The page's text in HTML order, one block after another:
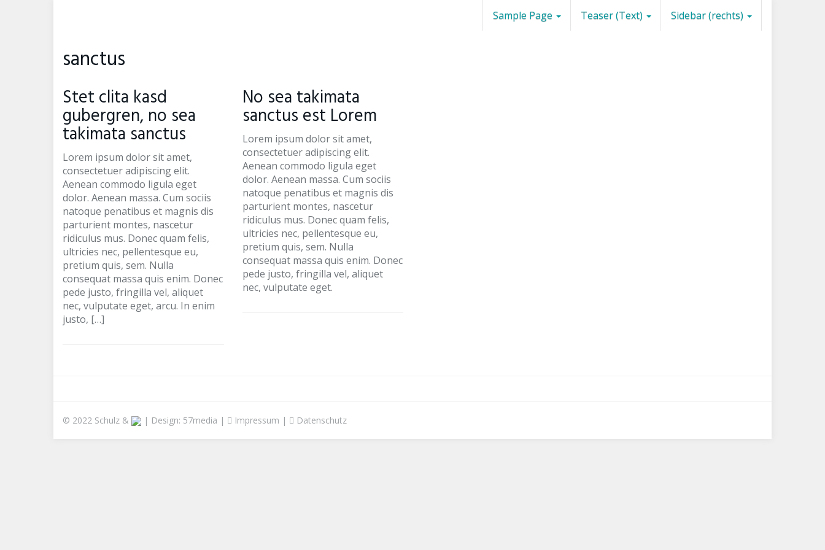
Sample Page Teaser (Text) Sidebar (rechts)
sanctus
Stet clita kasd
gubergren, no sea
takimata sanctus
Lorem ipsum dolor sit amet,
consectetuer adipiscing elit.
Aenean commodo ligula eget
dolor. Aenean massa. Cum sociis
natoque penatibus et magnis dis
parturient montes, nascetur
ridiculus mus. Donec quam felis,
ultricies nec, pellentesque eu,
pretium quis, sem. Nulla
consequat massa quis enim. Donec
pede justo, fringilla vel, aliquet
nec, vulputate eget, arcu. In enim
justo, […]
No sea takimata
sanctus est Lorem
Lorem ipsum dolor sit amet,
consectetuer adipiscing elit.
Aenean commodo ligula eget
dolor. Aenean massa. Cum sociis
natoque penatibus et magnis dis
parturient montes, nascetur
ridiculus mus. Donec quam felis,
ultricies nec, pellentesque eu,
pretium quis, sem. Nulla
consequat massa quis enim. Donec
pede justo, fringilla vel, aliquet
nec, vulputate eget.
© 2022 Schulz & | Design: 57media | Impressum | Datenschutz